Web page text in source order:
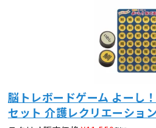
脳トレボードゲーム よーし
セット 介護レクリエーション